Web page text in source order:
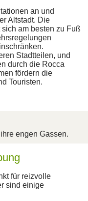
an und
Altstadt. Die
am besten zu Fuß
Stadtteilen, und
durch die Rocca
fördern die
Touristen.
engen Gassen.
für reizvolle
sind einige